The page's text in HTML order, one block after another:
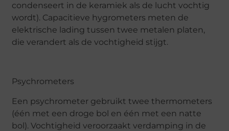
condenseert in de keramiek als de lucht vochtig
wordt). Capacitieve hygrometers meten de
elektrische lading tussen twee metalen platen,
die verandert als de vochtigheid stijgt.
Psychrometers
Een psychrometer gebruikt twee thermometers
(één met een droge bol en één met een natte
bol). Vochtigheid veroorzaakt verdamping in de